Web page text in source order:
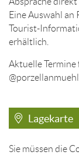
Eine Auswahl an
Tourist-
erhältlich.
Aktuelle
Lagekarte
Sie müssen die